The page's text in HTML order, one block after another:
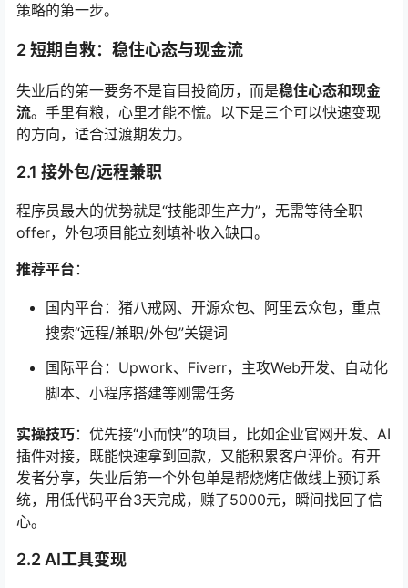
策略的第一步。
2 短期自救：稳住心态与现金流
失业后的第一要务不是盲目投简历，而是稳住心态和现金
流。手里有粮，心里才能不慌。以下是三个可以快速变现
的方向，适合过渡期发力。
2.1 接外包/远程兼职
程序员最大的优势就是“技能即生产力”，无需等待全职
offer，外包项目能立刻填补收入缺口。
推荐平台 ：
国内平台：猪八戒网、开源众包、阿里云众包，重点
搜索“远程/兼职/外包”关键词
国际平台：Upwork、Fiverr，主攻Web开发、自动化
脚本、小程序搭建等刚需任务
实操技巧：优先接“小而快”的项目，比如企业官网开发、AI
插件对接，既能快速拿到回款，又能积累客户评价。有开
发者分享，失业后第一个外包单是帮烧烤店做线上预订系
统，用低代码平台3天完成，赚了5000元，瞬间找回了信
心。
2.2 AI工具变现